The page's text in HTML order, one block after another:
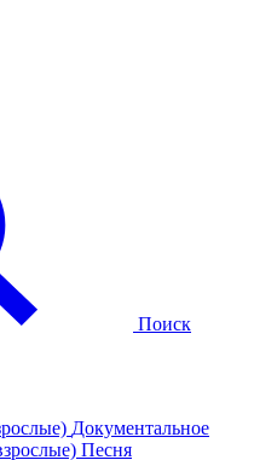
Поиск
Документальное
Песня